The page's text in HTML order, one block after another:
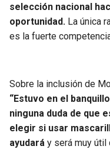
selección nacional
oportunidad. La única
es la fuerte
Sobre la inclusión de
“Estuvo en el
ninguna duda de que
elegir si usar
ayudará y será muy útil